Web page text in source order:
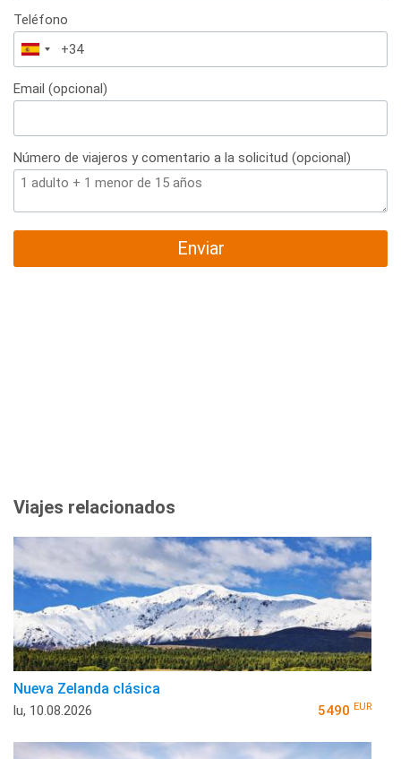
Teléfono
España
+34
Email (opcional)
Número de viajeros y comentario a la solicitud (opcional)
Enviar
Viajes relacionados
Nueva Zelanda clásica
lu, 10.08.2026 5490 EUR